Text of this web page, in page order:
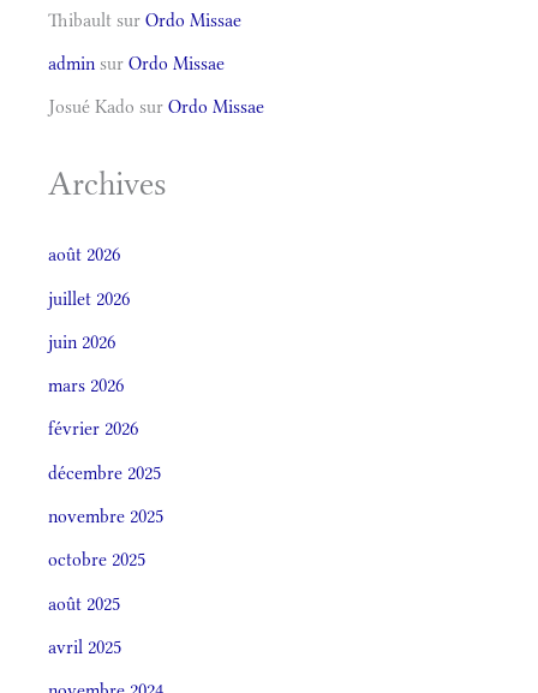
Thibault sur Ordo Missae
admin sur Ordo Missae
Josué Kado sur Ordo Missae
Archives
août 2026
juillet 2026
juin 2026
mars 2026
février 2026
décembre 2025
novembre 2025
octobre 2025
août 2025
avril 2025